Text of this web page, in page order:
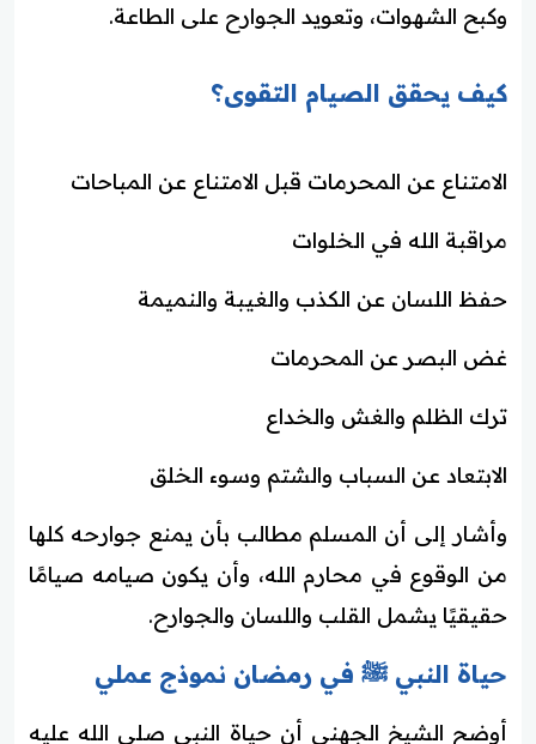
وكبح الشهوات، وتعويد الجوارح على الطاعة.
كيف يحقق الصيام التقوى؟
الامتناع عن المحرمات قبل الامتناع عن المباحات
مراقبة الله في الخلوات
حفظ اللسان عن الكذب والغيبة والنميمة
غض البصر عن المحرمات
ترك الظلم والغش والخداع
الابتعاد عن السباب والشتم وسوء الخلق
وأشار إلى أن المسلم مطالب بأن يمنع جوارحه كلها
من الوقوع في محارم الله، وأن يكون صيامه صيامًا
حقيقيًا يشمل القلب واللسان والجوارح.
حياة النبي ﷺ في رمضان نموذج عملي
أوضح الشيخ الجهني أن حياة النبي صلى الله عليه